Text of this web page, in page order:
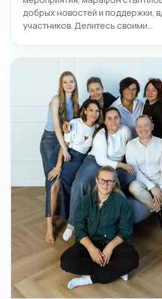
добрых новостей и поддержки,
участников. Делитесь своими…